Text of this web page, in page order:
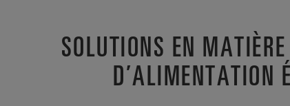
SOLUTIONS EN
D’ALIMENTATION